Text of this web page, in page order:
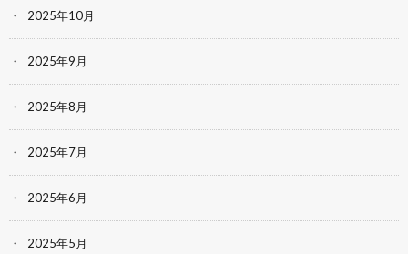
2025年10月
2025年9月
2025年8月
2025年7月
2025年6月
2025年5月